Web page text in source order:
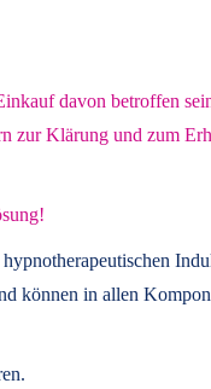
davon betroffen
zur Klärung und zum
können in allen